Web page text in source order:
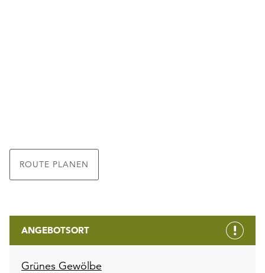
ROUTE PLANEN
ANGEBOTSORT
Grünes Gewölbe